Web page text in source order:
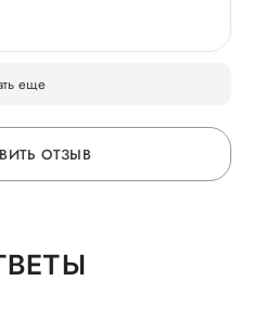
по отзывам
дочери сейчас идёт
счастье. ЭКО
попытки. Огромное
еще
ОТЗЫВ